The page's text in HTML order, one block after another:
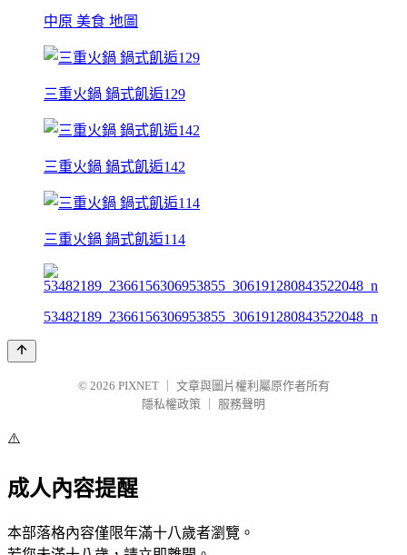
中原 美食 地圖
三重火鍋 鍋式飢逅129
三重火鍋 鍋式飢逅142
三重火鍋 鍋式飢逅114
53482189_2366156306953855_306191280843522048_n
© 2026 PIXNET
文章與圖片權利屬原作者所有
隱私權政策
服務聲明
⚠️
成人內容提醒
本部落格內容僅限年滿十八歲者瀏覽。